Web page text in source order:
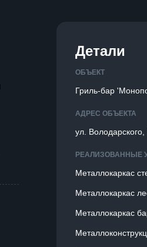
Детали
ОБЪЕКТ
Гриль-бар
АДРЕС ОБЪЕКТА
ул. Володарского,
РЕАЛИЗОВАННЫЕ
Металлокаркас
Металлокаркас
Металлокаркас